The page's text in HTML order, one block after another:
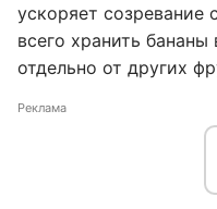
ускоряет созревание
всего хранить
отдельно от других
Реклама